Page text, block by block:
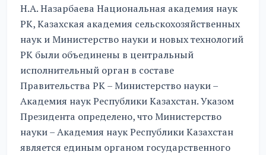
Н.А. Назарбаева Национальная академия наук
РК, Казахская академия сельскохозяйственных
наук и Министерство науки и новых технологий
РК были объединены в центральный
исполнительный орган в составе
Правительства РК – Министерство науки –
Академия наук Республики Казахстан. Указом
Президента определено, что Министерство
науки – Академия наук Республики Казахстан
является единым органом государственного